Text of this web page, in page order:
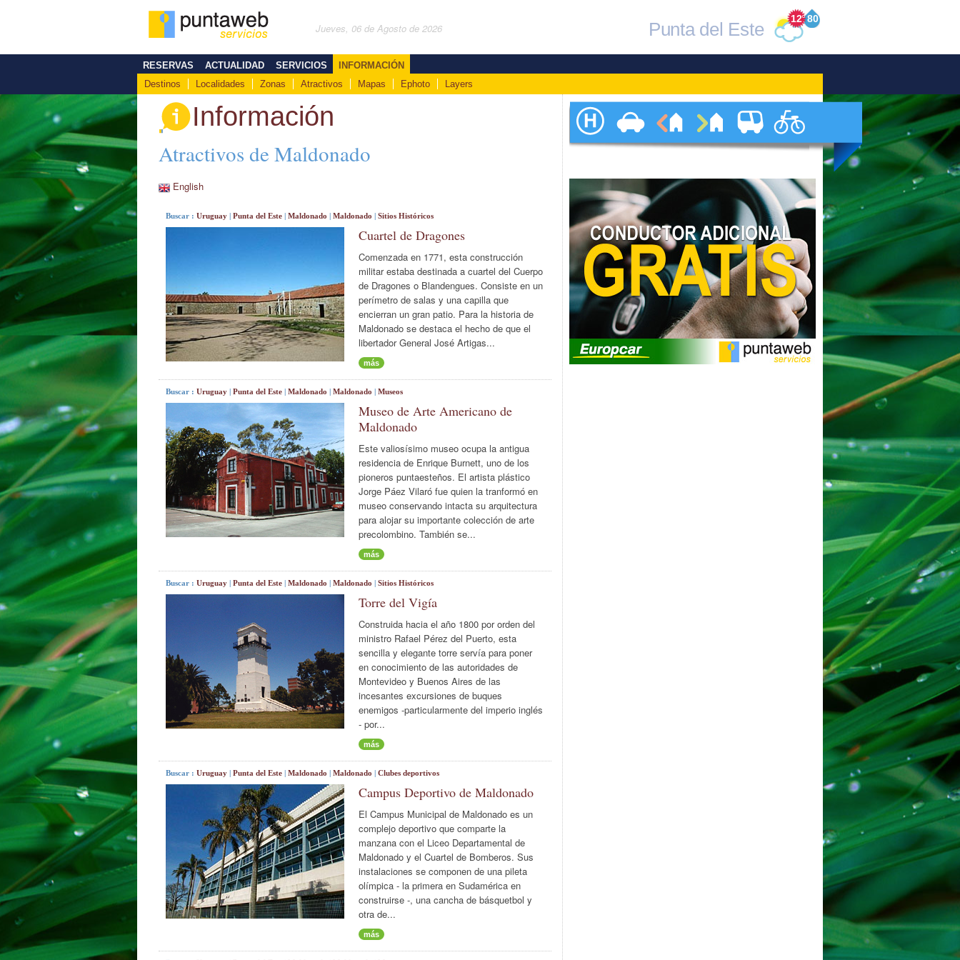
Jueves, 06 de Agosto de 2026
80
12°
Punta del Este
RESERVAS ACTUALIDAD SERVICIOS
INFORMACIÓN
Destinos
Localidades Zonas Atractivos Mapas Ephoto Layers
Información
Atractivos de Maldonado
English
Buscar : Uruguay Punta del Este Maldonado Maldonado Sitios Históricos
Cuartel de Dragones
Comenzada en 1771, esta construcción
militar estaba destinada a cuartel del Cuerpo
de Dragones o Blandengues. Consiste en un
perímetro de salas y una capilla que
encierran un gran patio. Para la historia de
Maldonado se destaca el hecho de que el
libertador General José Artigas...
más
Buscar : Uruguay Punta del Este Maldonado Maldonado Museos
Museo de Arte Americano de
Maldonado
Este valiosísimo museo ocupa la antigua
residencia de Enrique Burnett, uno de los
pioneros puntaesteños. El artista plástico
Jorge Páez Vilaró fue quien la tranformó en
museo conservando intacta su arquitectura
para alojar su importante colección de arte
precolombino. También se...
más
Buscar : Uruguay Punta del Este Maldonado Maldonado Sitios Históricos
Torre del Vigía
Construida hacia el año 1800 por orden del
ministro Rafael Pérez del Puerto, esta
sencilla y elegante torre servía para poner
en conocimiento de las autoridades de
Montevideo y Buenos Aires de las
incesantes excursiones de buques
enemigos -particularmente del imperio inglés
- por...
más
Buscar : Uruguay Punta del Este Maldonado Maldonado Clubes deportivos
Campus Deportivo de Maldonado
El Campus Municipal de Maldonado es un
complejo deportivo que comparte la
manzana con el Liceo Departamental de
Maldonado y el Cuartel de Bomberos. Sus
instalaciones se componen de una pileta
olímpica - la primera en Sudamérica en
construirse -, una cancha de básquetbol y
otra de...
más